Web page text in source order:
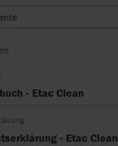
- Etac Clean
- Etac Clean